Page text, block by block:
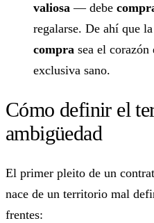
valiosa — debe
regalarse. De ahí que
compra sea el
exclusiva sano.
Cómo definir el
ambigüedad
El primer pleito de un
nace de un territorio mal
frentes: